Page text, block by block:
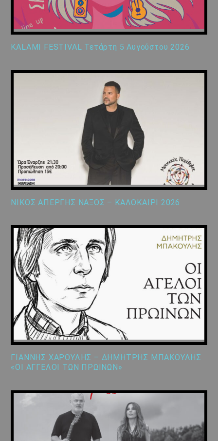
KALAMI FESTIVAL Τετάρτη 5 Αυγούστου 2026
ΝΙΚΟΣ ΑΠΕΡΓΗΣ ΝΑΞΟΣ – ΚΑΛΟΚΑΙΡΙ 2026
ΓΙΑΝΝΗΣ ΧΑΡΟΥΛΗΣ – ΔΗΜΗΤΡΗΣ ΜΠΑΚΟΥΛΗΣ
«ΟΙ ΑΓΓΕΛΟΙ ΤΩΝ ΠΡΩΙΝΩΝ»